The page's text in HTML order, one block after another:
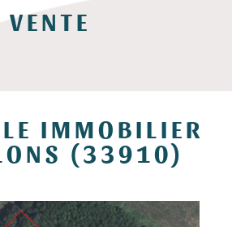
VENTE
IMMOBILIER
(33910)